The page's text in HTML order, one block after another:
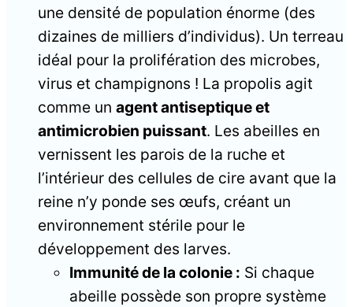
une densité de population énorme (des
dizaines de milliers d’individus). Un terreau
idéal pour la prolifération des microbes,
virus et champignons ! La propolis agit
comme un agent antiseptique et
antimicrobien puissant. Les abeilles en
vernissent les parois de la ruche et
l’intérieur des cellules de cire avant que la
reine n’y ponde ses œufs, créant un
environnement stérile pour le
développement des larves.
Immunité de la colonie : Si chaque
abeille possède son propre système